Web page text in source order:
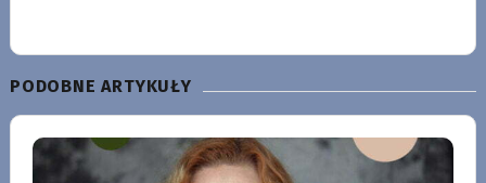
PODOBNE ARTYKUŁY